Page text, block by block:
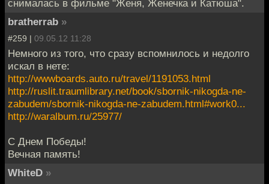
снималась в фильме "Женя, Женечка и Катюша".
bratherrab »
#259 | 09.05.12 11:28
Немного из того, что сразу вспомнилось и недолго
искал в нете:
http://wwwboards.auto.ru/travel/1191053.html
http://ruslit.traumlibrary.net/book/sbornik-nikogda-ne-
zabudem/sbornik-nikogda-ne-zabudem.html#work0...
http://waralbum.ru/25977/
С Днем Победы!
Вечная память!
WhiteD »